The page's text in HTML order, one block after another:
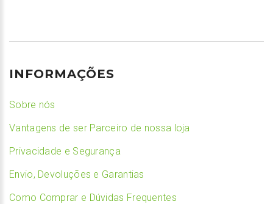
INFORMAÇÕES
Sobre nós
Vantagens de ser Parceiro de nossa loja
Privacidade e Segurança
Envio, Devoluções e Garantias
Como Comprar e Dúvidas Frequentes